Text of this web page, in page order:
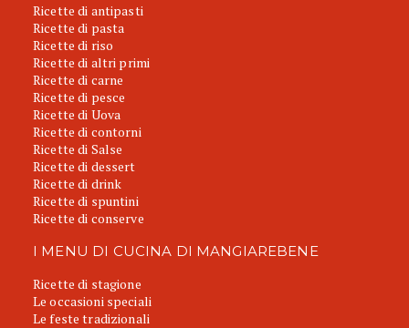
Ricette di antipasti
Ricette di pasta
Ricette di riso
Ricette di altri primi
Ricette di carne
Ricette di pesce
Ricette di Uova
Ricette di contorni
Ricette di Salse
Ricette di dessert
Ricette di drink
Ricette di spuntini
Ricette di conserve
I MENU DI CUCINA DI MANGIAREBENE
Ricette di stagione
Le occasioni speciali
Le feste tradizionali